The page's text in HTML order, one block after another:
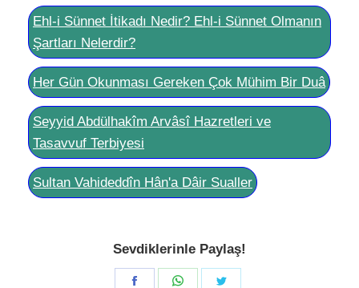
Ehl-i Sünnet İtikadı Nedir? Ehl-i Sünnet Olmanın
Şartları Nelerdir?
Her Gün Okunması Gereken Çok Mühim Bir Duâ
Seyyid Abdülhakîm Arvâsî Hazretleri ve
Tasavvuf Terbiyesi
Sultan Vahideddîn Hân'a Dâir Sualler
Sevdiklerinle Paylaş!
Share
Share